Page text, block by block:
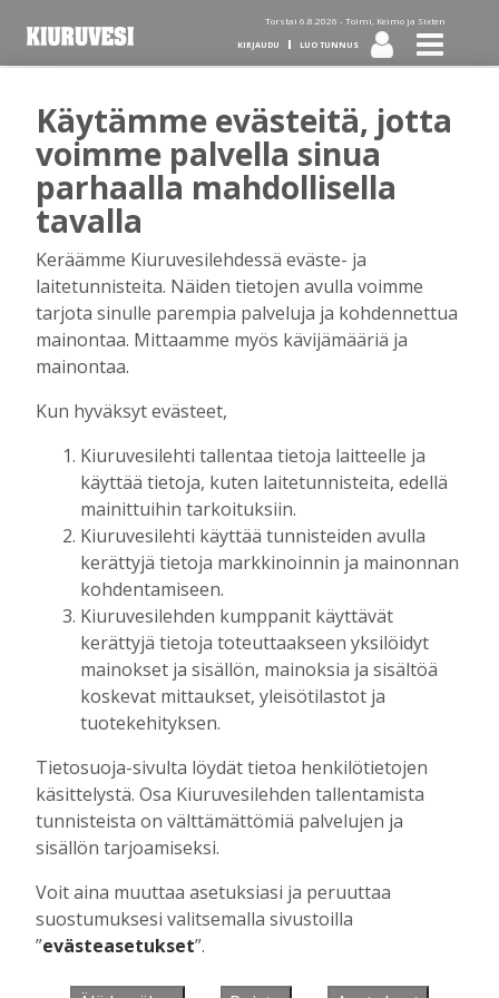
Torstai 6.8.2026 - Toimi, Keimo ja Sixten
KIRJAUDU LUO TUNNUS
Tilaa Kiuruvesi-lehti diginä
tai kotiinkannettuna!
Kirjaudu
Sähköposti
Salasana
Muista minut
Unohtuiko salasana?
se tästä.
Käyntiosoite :
Kiuruvesi Lehti oy
Niemistenkatu 4
Kiuruvesi
Käytämme evästeitä, jotta
voimme palvella sinua
parhaalla mahdollisella
tavalla
Keräämme Kiuruvesilehdessä eväste- ja
laitetunnisteita. Näiden tietojen avulla voimme
tarjota sinulle parempia palveluja ja kohdennettua
mainontaa. Mittaamme myös kävijämääriä ja
mainontaa.
Kun hyväksyt evästeet,
Kiuruvesilehti tallentaa tietoja laitteelle ja
käyttää tietoja, kuten laitetunnisteita, edellä
mainittuihin tarkoituksiin.
Kiuruvesilehti käyttää tunnisteiden avulla
kerättyjä tietoja markkinoinnin ja mainonnan
kohdentamiseen.
Kiuruvesilehden kumppanit käyttävät
kerättyjä tietoja toteuttaakseen yksilöidyt
mainokset ja sisällön, mainoksia ja sisältöä
koskevat mittaukset, yleisötilastot ja
tuotekehityksen.
Tietosuoja-sivulta löydät tietoa henkilötietojen
käsittelystä. Osa Kiuruvesilehden tallentamista
tunnisteista on välttämättömiä palvelujen ja
sisällön tarjoamiseksi.
Voit aina muuttaa asetuksiasi ja peruuttaa
suostumuksesi valitsemalla sivustoilla
”evästeasetukset”.